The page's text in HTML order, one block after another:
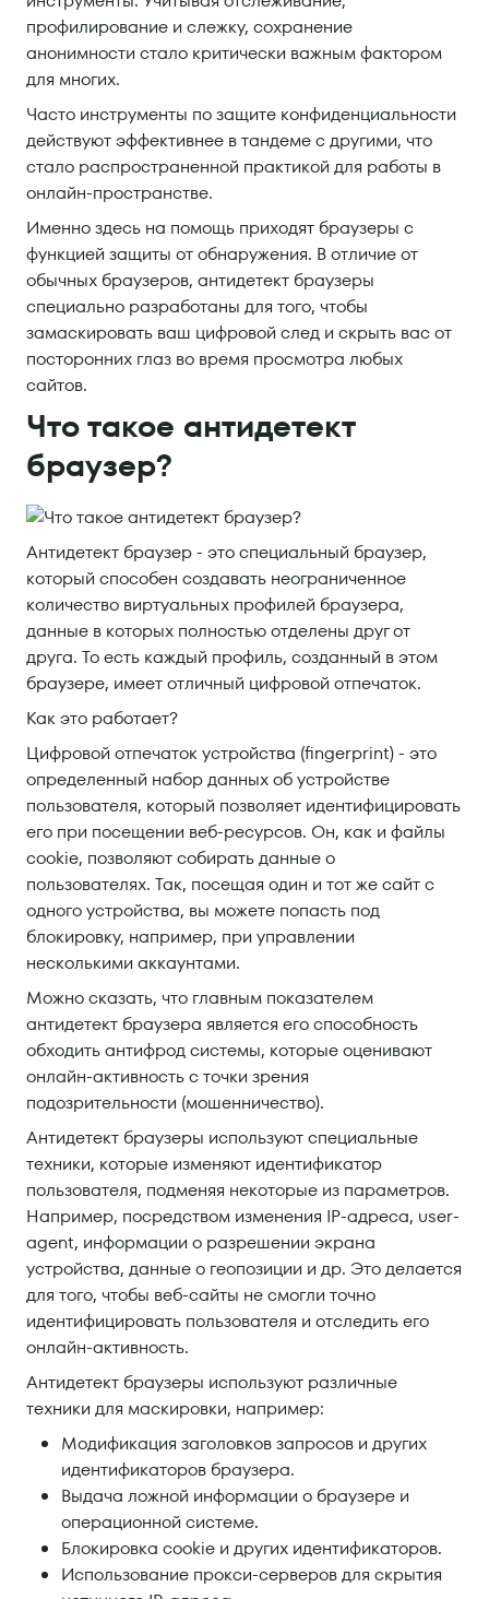
профилирование и слежку, сохранение
анонимности стало критически важным фактором
для многих.
Часто инструменты по защите конфиденциальности
действуют эффективнее в тандеме с другими, что
стало распространенной практикой для работы в
онлайн-пространстве.
Именно здесь на помощь приходят браузеры с
функцией защиты от обнаружения. В отличие от
обычных браузеров, антидетект браузеры
специально разработаны для того, чтобы
замаскировать ваш цифровой след и скрыть вас от
посторонних глаз во время просмотра любых
сайтов.
Что такое антидетект
браузер?
Антидетект браузер - это специальный браузер,
который способен создавать неограниченное
количество виртуальных профилей браузера,
данные в которых полностью отделены друг от
друга. То есть каждый профиль, созданный в этом
браузере, имеет отличный цифровой отпечаток.
Как это работает?
Цифровой отпечаток устройства (fingerprint) - это
определенный набор данных об устройстве
пользователя, который позволяет идентифицировать
его при посещении веб-ресурсов. Он, как и файлы
cookie, позволяют собирать данные о
пользователях. Так, посещая один и тот же сайт с
одного устройства, вы можете попасть под
блокировку, например, при управлении
несколькими аккаунтами.
Можно сказать, что главным показателем
антидетект браузера является его способность
обходить антифрод системы, которые оценивают
онлайн-активность с точки зрения
подозрительности (мошенничество).
Антидетект браузеры используют специальные
техники, которые изменяют идентификатор
пользователя, подменяя некоторые из параметров.
Например, посредством изменения IP-адреса, user-
agent, информации о разрешении экрана
устройства, данные о геопозиции и др. Это делается
для того, чтобы веб-сайты не смогли точно
идентифицировать пользователя и отследить его
онлайн-активность.
Антидетект браузеры используют различные
техники для маскировки, например:
Модификация заголовков запросов и других
идентификаторов браузера.
Выдача ложной информации о браузере и
операционной системе.
Блокировка cookie и других идентификаторов.
Использование прокси-серверов для скрытия